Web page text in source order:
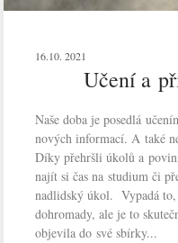
16.10. 2021
Učení a
Naše doba je posedlá
nových informací. A také
Díky přehršli úkolů a
najít si čas na studium či
nadlidský úkol. Vypadá to,
dohromady, ale je to
objevila do své sbírky...